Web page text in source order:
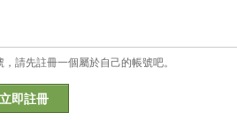
請先註冊一個屬於自己的帳號吧。
立即註冊